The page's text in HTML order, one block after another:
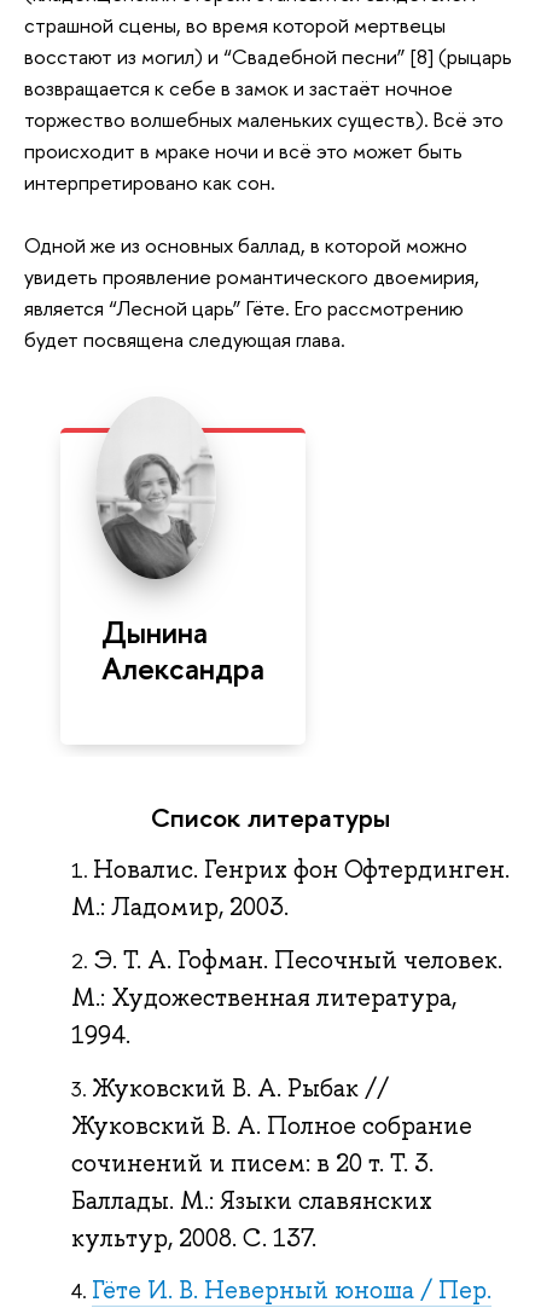
страшной сцены, во время которой мертвецы
восстают из могил) и “Свадебной песни” [8] (рыцарь
возвращается к себе в замок и застаёт ночное
торжество волшебных маленьких существ). Всё это
происходит в мраке ночи и всё это может быть
интерпретировано как сон.
Одной же из основных баллад, в которой можно
увидеть проявление романтического двоемирия,
является “Лесной царь” Гёте. Его рассмотрению
будет посвящена следующая глава.
Дынина
Александра
Список литературы
Новалис. Генрих фон Офтердинген.
М.: Ладомир, 2003.
Э. Т. А. Гофман. Песочный человек.
М.: Художественная литература,
1994.
Жуковский В. А. Рыбак //
Жуковский В. А. Полное собрание
сочинений и писем: в 20 т. Т. 3.
Баллады. М.: Языки славянских
культур, 2008. С. 137.
Гёте И. В. Неверный юноша / Пер.